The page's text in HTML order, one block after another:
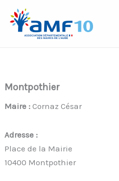
contenu
Montpothier
Maire :Cornaz César
Adresse :
Place de la Mairie
10400 Montpothier